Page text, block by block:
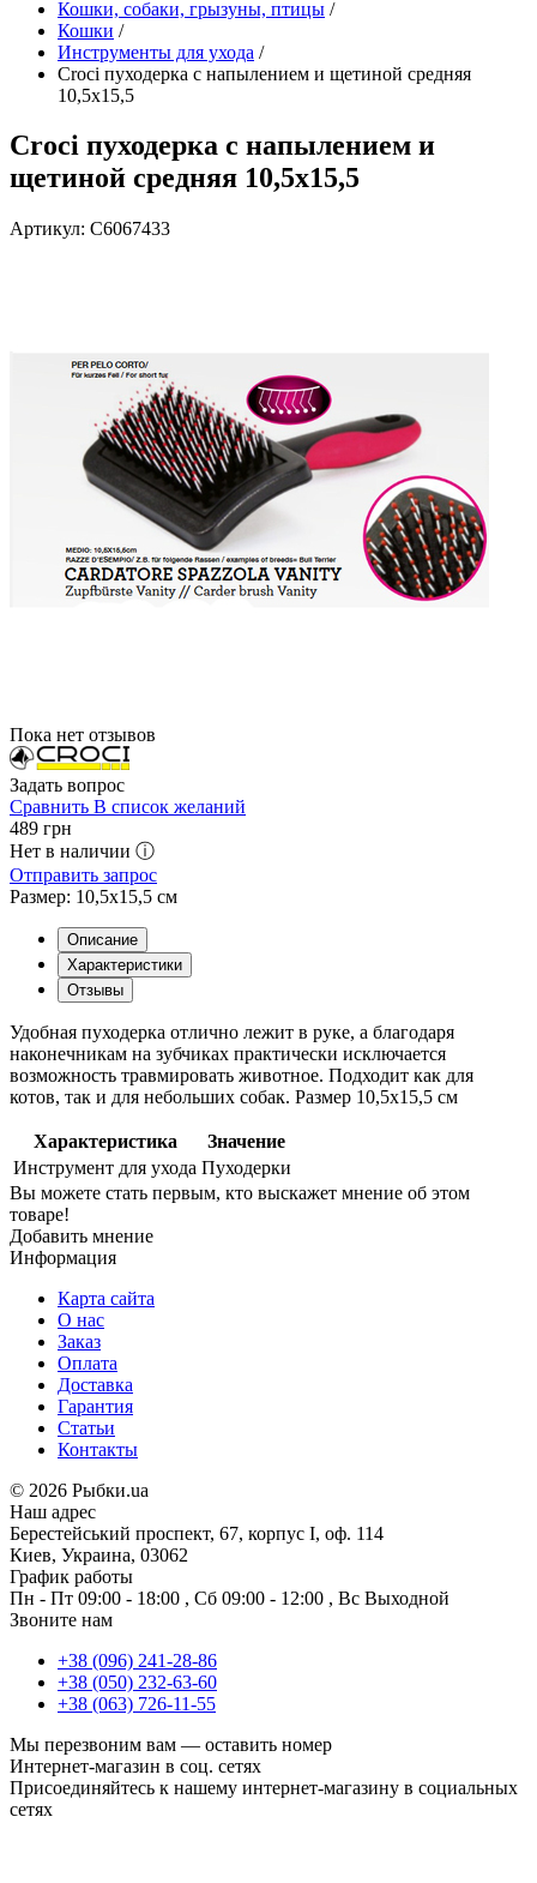
Кошки, собаки, грызуны, птицы /
Кошки /
Инструменты для ухода /
Croci пуходерка с напылением и щетиной средняя
10,5х15,5
Croci пуходерка с напылением и
щетиной средняя 10,5х15,5
Артикул: C6067433
Пока нет отзывов
Задать вопрос
Сравнить В список желаний
489 грн
Нет в наличии ⓘ
Отправить запрос
Размер: 10,5х15,5 см
Описание
Характеристики
Отзывы
Удобная пуходерка отлично лежит в руке, а благодаря
наконечникам на зубчиках практически исключается
возможность травмировать животное. Подходит как для
котов, так и для небольших собак. Размер 10,5х15,5 см
Характеристика
Значение
Инструмент для ухода Пуходерки
Вы можете стать первым, кто выскажет мнение об этом
товаре!
Добавить мнение
Информация
Карта сайта
О нас
Заказ
Оплата
Доставка
Гарантия
Статьи
Контакты
© 2026 Рыбки.ua
Наш адрес
Берестейський проспект, 67, корпус I, оф. 114
Киев, Украина, 03062
График работы
Пн - Пт 09:00 - 18:00 , Сб 09:00 - 12:00 , Вс Выходной
Звоните нам
+38 (096) 241-28-86
+38 (050) 232-63-60
+38 (063) 726-11-55
Мы перезвоним вам — оставить номер
Интернет-магазин в соц. сетях
Присоединяйтесь к нашему интернет-магазину в социальных
сетях